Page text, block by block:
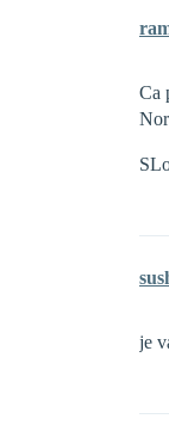
Ca
je